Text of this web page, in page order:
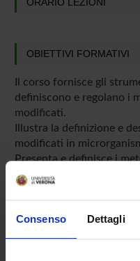
Consenso Dettagli
OBIETTIVI FORMATIVI
Il corso fornisce gli
definiscono e regolano i
modificati.
Illustra la definizione e
modificati in
Presenta e definisce i
rilevazione e
PROGRAMMA